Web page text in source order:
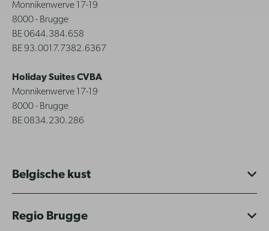
Monnikenwerve 17-19
8000 - Brugge
BE 0644.384.658
BE 93.0017.7382.6367
Holiday Suites CVBA
Monnikenwerve 17-19
8000 - Brugge
BE 0834.230.286
Belgische kust
Regio Brugge